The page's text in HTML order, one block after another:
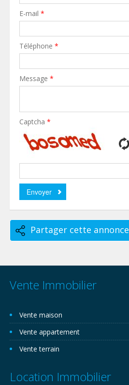
E-mail *
Téléphone *
Message *
Captcha *
Partager cette annonce
Vente Immobilier
Vente maison
Vente appartement
Vente terrain
Location Immobilier